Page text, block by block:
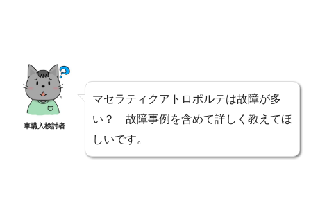
車購入検討者
マセラティクアトロポルテは故障が多
い？ 故障事例を含めて詳しく教えてほ
しいです。